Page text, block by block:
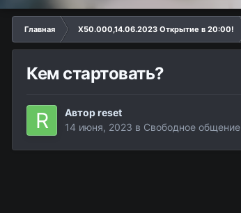
Главная Х50.000,14.06.2023 Открытие в 20:00!
Кем стартовать?
Авторreset
14 июня, 2023 в Свободное общение